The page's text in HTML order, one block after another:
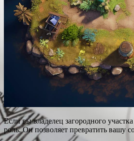
Если вы владелец загородного
роль. Он позволяет превратить вашу